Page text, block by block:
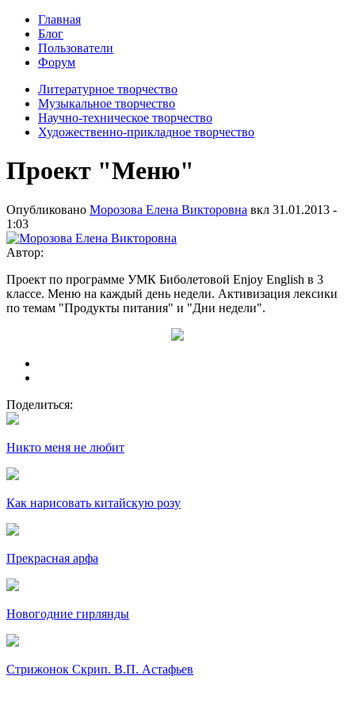
Главная
Блог
Пользователи
Форум
Литературное творчество
Музыкальное творчество
Научно-техническое творчество
Художественно-прикладное творчество
Проект "Меню"
Опубликовано Морозова Елена Викторовна вкл 31.01.2013 -
1:03
Автор:
Проект по программе УМК Биболетовой Enjoy English в 3
классе. Меню на каждый день недели. Активизация лексики
по темам "Продукты питания" и "Дни недели".
Поделиться:
Никто меня не любит
Как нарисовать китайскую розу
Прекрасная арфа
Новогодние гирлянды
Стрижонок Скрип. В.П. Астафьев